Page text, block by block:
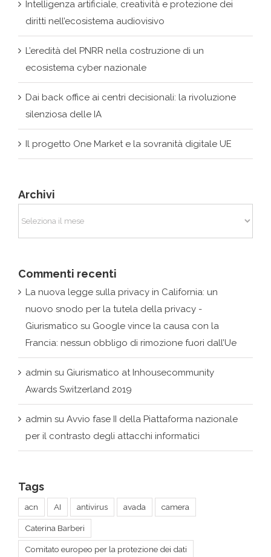
Intelligenza artificiale, creatività e protezione dei
diritti nell’ecosistema audiovisivo
L’eredità del PNRR nella costruzione di un
ecosistema cyber nazionale
Dai back office ai centri decisionali: la rivoluzione
silenziosa delle IA
Il progetto One Market e la sovranità digitale UE
Archivi
Commenti recenti
La nuova legge sulla privacy in California: un
nuovo snodo per la tutela della privacy -
Giurismatico su Google vince la causa con la
Francia: nessun obbligo di rimozione fuori dall’Ue
admin su Giurismatico at Inhousecommunity
Awards Switzerland 2019
admin su Avvio fase II della Piattaforma nazionale
per il contrasto degli attacchi informatici
Tags
acn AI antivirus avada camera
Caterina Barberi
Comitato europeo per la protezione dei dati